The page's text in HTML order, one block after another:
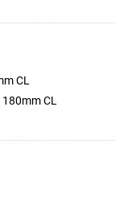
CL
180mm CL